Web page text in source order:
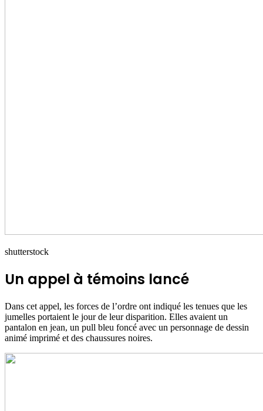
shutterstock
Un appel à témoins lancé
Dans cet appel, les forces de l’ordre ont indiqué les tenues que les
jumelles portaient le jour de leur disparition. Elles avaient un
pantalon en jean, un pull bleu foncé avec un personnage de dessin
animé imprimé et des chaussures noires.